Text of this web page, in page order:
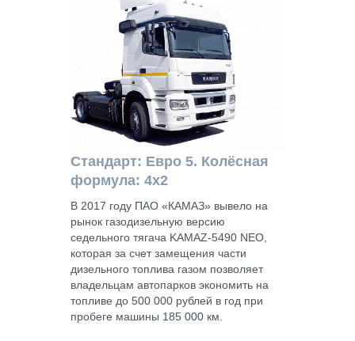
Стандарт: Евро 5. Колёсная
формула: 4x2
В 2017 году ПАО «КАМАЗ» вывело на
рынок газодизельную версию
седельного тягача KAMAZ-5490 NEO,
которая за счет замещения части
дизельного топлива газом позволяет
владельцам автопарков экономить на
топливе до 500 000 рублей в год при
пробеге машины 185 000 км.